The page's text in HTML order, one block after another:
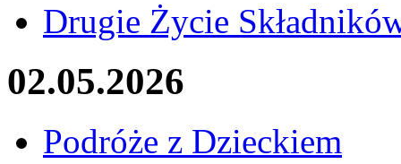
Drugie Życie
02.05.2026
Podróże z Dzieckiem